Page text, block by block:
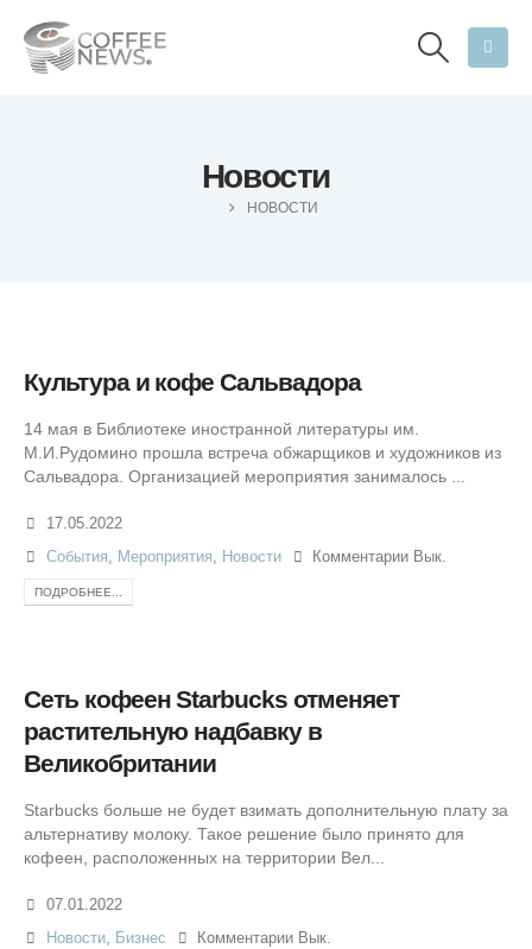
Новости
НОВОСТИ
Культура и кофе Сальвадора
14 мая в Библиотеке иностранной литературы им.
М.И.Рудомино прошла встреча обжарщиков и художников из
Сальвадора. Организацией мероприятия занималось ...
17.05.2022
События, Мероприятия, Новости Комментарии Вык.
ПОДРОБНЕЕ...
Сеть кофеен Starbucks отменяет
растительную надбавку в
Великобритании
Starbucks больше не будет взимать дополнительную плату за
альтернативу молоку. Такое решение было принято для
кофеен, расположенных на территории Вел...
07.01.2022
Новости, Бизнес Комментарии Вык.